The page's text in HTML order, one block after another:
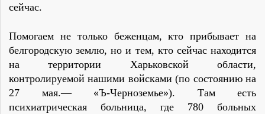
сейчас.
Помогаем не только беженцам, кто прибывает на
белгородскую землю, но и тем, кто сейчас находится
на территории Харьковской области,
контролируемой нашими войсками (по состоянию на
27 мая.— «Ъ-Черноземье»). Там есть
психиатрическая больница, где 780 больных